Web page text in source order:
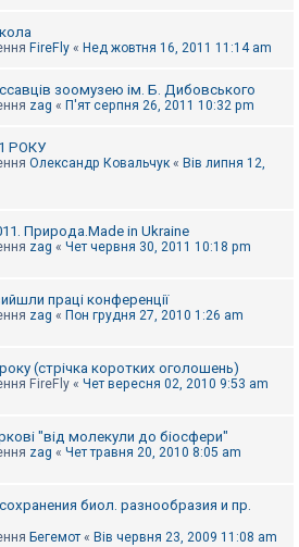
FireFly « Нед жовтня 16, 2011 11:14 am
зоомузею ім. Б. Дибовського
zag « П'ят серпня 26, 2011 10:32 pm
РОКУ
Олександр Ковальчук « Вів липня 12,
Природа.Made in Ukraine
zag « Чет червня 30, 2011 10:18 pm
праці конференції
zag « Пон грудня 27, 2010 1:26 am
(стрічка коротких оголошень)
FireFly « Чет вересня 02, 2010 9:53 am
"від молекули до біосфери"
zag « Чет травня 20, 2010 8:05 am
биол. разнообразия и пр.
Бегемот « Вів червня 23, 2009 11:08 am